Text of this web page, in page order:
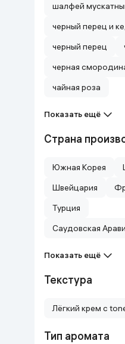
шалфей
черный перец и
черный перец
черная
чайная роза
Показать ещё
Страна
Южная Корея
Швейцария
Турция
Саудовская
Показать ещё
Текстура
Лёгкий крем с
Тип аромата